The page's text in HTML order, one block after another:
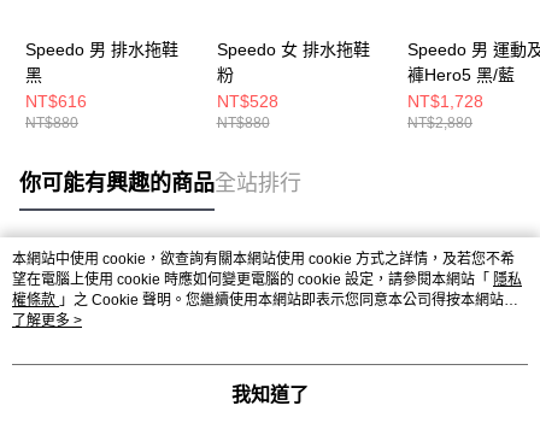
Speedo 男 排水拖鞋
黑
NT$616
NT$880
Speedo 女 排水拖鞋
粉
NT$528
NT$880
Speedo 男 運動
褲Hero5 黑/藍
NT$1,728
NT$2,880
你可能有興趣的商品全站排行
熱門標籤
本網站中使用 cookie，欲查詢有關本網站使用 cookie 方式之詳情，及若您不希
望在電腦上使用 cookie 時應如何變更電腦的 cookie 設定，請參閱本網站「 隱私
權條款 」之 Cookie 聲明。您繼續使用本網站即表示您同意本公司得按本網站使
用條款之 Cookie 聲明使用 cookie。
了解更多 >
我知道了